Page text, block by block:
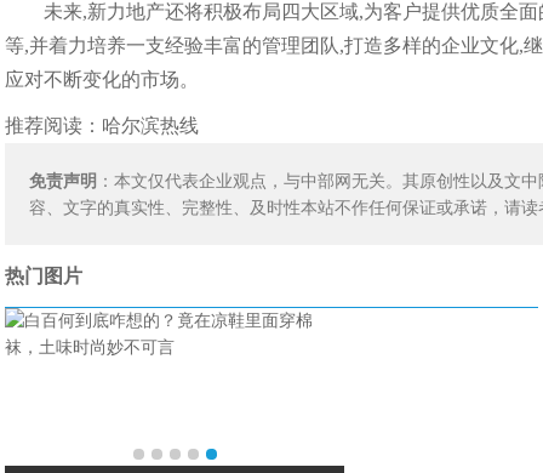
未来,新力地产还将积极布局四大区域,为客户提供优质全
等,并着力培养一支经验丰富的管理团队,打造多样的企业文化,
应对不断变化的市场。
推荐阅读： 哈尔滨热线
免责声明 ：本文仅代表企业观点，与中部网无关。其原创性以及文
容、文字的真实性、完整性、及时性本站不作任何保证或承诺，请
热门图片